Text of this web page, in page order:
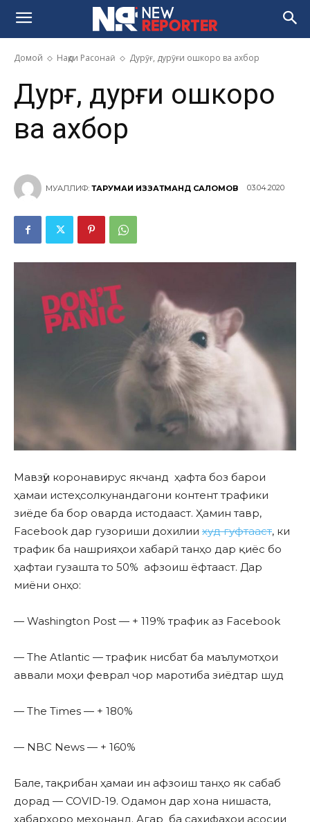
Домой Нақди Расонаӣ Дурӯғ, дурӯғи ошкоро ва ахбор
Дурӯғ, дурӯғи ошкоро
ва ахбор
МУАЛЛИФ: ТАРҶУМАИ ИЗЗАТМАНД САЛОМОВ 03.04.2020
Мавзӯи коронавирус якчанд ҳафта боз барои
ҳамаи истеҳсолкунандагони контент трафики
зиёде ба бор оварда истодааст. Ҳамин тавр,
Facebook дар гузориши дохилии худ гуфтааст, ки
трафик ба нашрияҳои хабарӣ танҳо дар қиёс бо
ҳафтаи гузашта то 50% афзоиш ёфтааст. Дар
миёни онҳо:
— Washington Post — + 119% трафик аз Facebook
— The Atlantic — трафик нисбат ба маълумотҳои
аввали моҳи феврал чор маротиба зиёдтар шуд
— The Times — + 180%
— NBC News — + 160%
Бале, тақрибан ҳамаи ин афзоиш танҳо як сабаб
дорад — COVID-19. Одамон дар хона нишаста,
хабарҳоро мехонанд. Агар ба саҳифаҳои асосии